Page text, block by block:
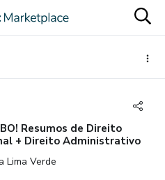
Resumos de Direito
+ Direito Administrativo
Lima Verde